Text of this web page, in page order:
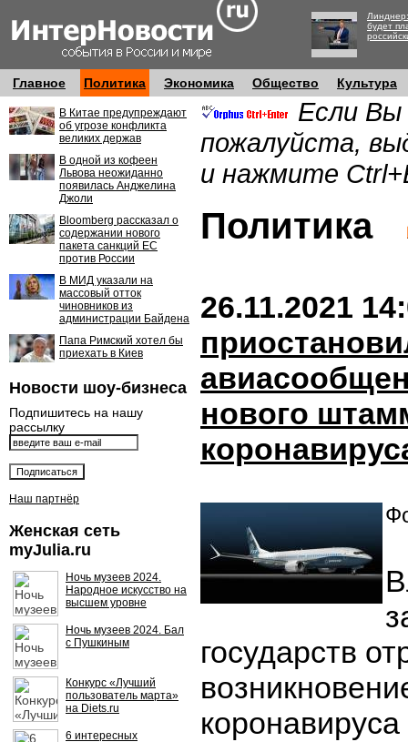
будет
Главное Политика Экономика Общество Культура
В Китае предупреждают
об угрозе конфликта
великих держав
В одной из кофеен
Львова неожиданно
появилась Анджелина
Джоли
Bloomberg рассказал о
содержании нового
пакета санкций ЕС
против России
В МИД указали на
массовый отток
чиновников из
администрации Байдена
Папа Римский хотел бы
приехать в Киев
Новости шоу-бизнеса
Подпишитесь на нашу
рассылку
Наш партнёр
Женская сеть
myJulia.ru
Ночь музеев 2024.
Народное искусство на
высшем уровне
Ночь музеев 2024. Бал
с Пушкиным
Конкурс «Лучший
пользователь марта»
на Diets.ru
6 интересных
Если Вы
пожалуйста,
и нажмите
Политика
26.11.2021
нового
государств